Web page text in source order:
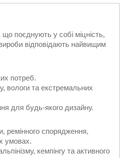
що поєднують у собі міцність,
вироби відповідають найвищим
потреб.
вологи та екстремальних
для будь-якого дизайну.
ремінного спорядження,
умовах.
кемпінгу та активного